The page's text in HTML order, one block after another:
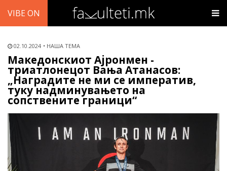
VIBE ON
02.10.2024 НАША ТЕМА
Македонскиот Ајронмен -
триатлонецот Вања Атанасов:
„Наградите не ми се императив,
туку надминувањето на
сопствените граници“